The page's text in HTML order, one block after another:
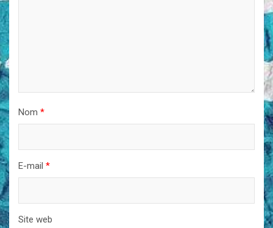
Nom *
E-mail *
Site web